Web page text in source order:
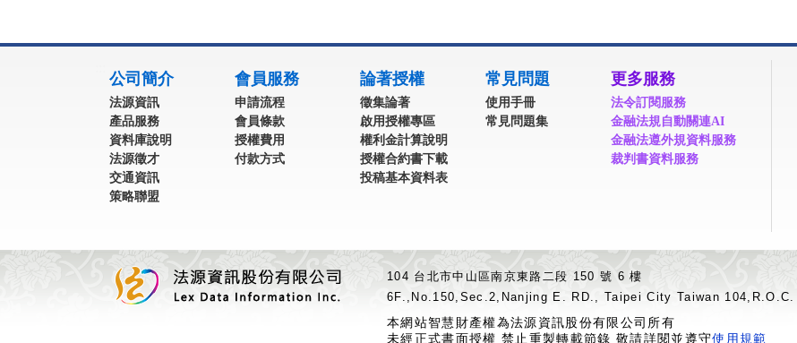
公司簡介
法源資訊
產品服務
資料庫說明
法源徵才
交通資訊
策略聯盟
會員服務
申請流程
會員條款
授權費用
付款方式
論著授權
徵集論著
啟用授權專區
權利金計算說明
授權合約書下載
投稿基本資料表
常見問題
使用手冊
常見問題集
更多服務
法令訂閱服務
金融法規自動關連AI
金融法遵外規資料服務
裁判書資料服務
104 台北市中山區南京東路二段 150 號 6 樓
6F.,No.150,Sec.2,Nanjing E. RD., Taipei City Taiwan 104,R.O.C.
本網站智慧財產權為法源資訊股份有限公司所有
未經正式書面授權 禁止重製轉載節錄 敬請詳閱並遵守使用規範